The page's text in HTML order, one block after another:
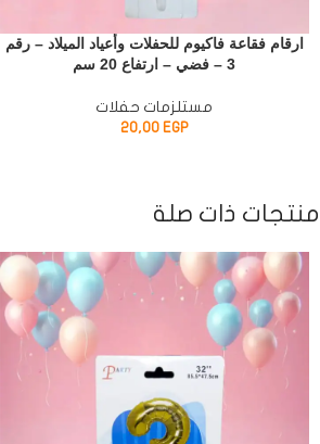
ارقام فقاعة فاكيوم للحفلات وأعياد الميلاد – رقم
3 – فضي – ارتفاع 20 سم
مستلزمات حفلات
20,00 EGP
منتجات ذات صلة